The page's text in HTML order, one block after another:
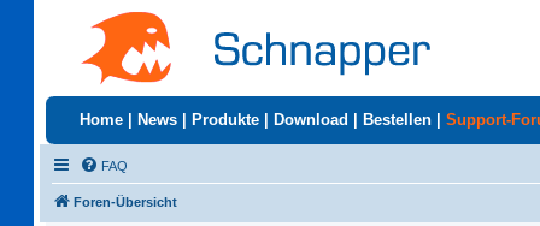
Home News Produkte Download Bestellen Support-
FAQ
Foren-Übersicht